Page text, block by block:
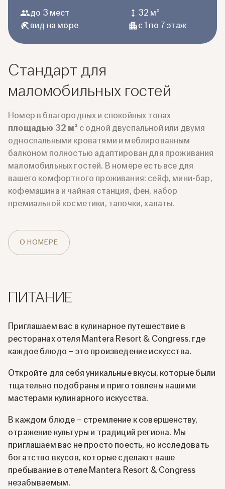
до 3 мест
32 м²
вид на море
с 1 по 7 этаж
Стандарт для
маломобильных гостей
Номер в благородных и спокойных тонах
площадью 32 м² с одной двуспальной или двумя
односпальными кроватями и меблированным
балконом полностью адаптирован для проживания
маломобильных гостей. В номере есть все для
вашего комфортного проживания: сейф, мини-бар,
кофемашина и чайная станция, фен, набор
премиальной косметики, тапочки, халаты.
О НОМЕРЕ
ПИТАНИЕ
Приглашаем вас в кулинарное путешествие в
ресторанах отеля Mantera Resort & Congress, где
каждое блюдо – это произведение искусства.
Откройте для себя уникальные вкусы, которые были
тщательно подобраны и приготовлены нашими
мастерами кулинарного искусства.
В каждом блюде – стремление к совершенству,
отражение культуры и традиций региона. Мы
приглашаем вас не просто поесть, но исследовать
богатство вкусов, которые сделают ваше
пребывание в отеле Mantera Resort & Congress
незабываемым.